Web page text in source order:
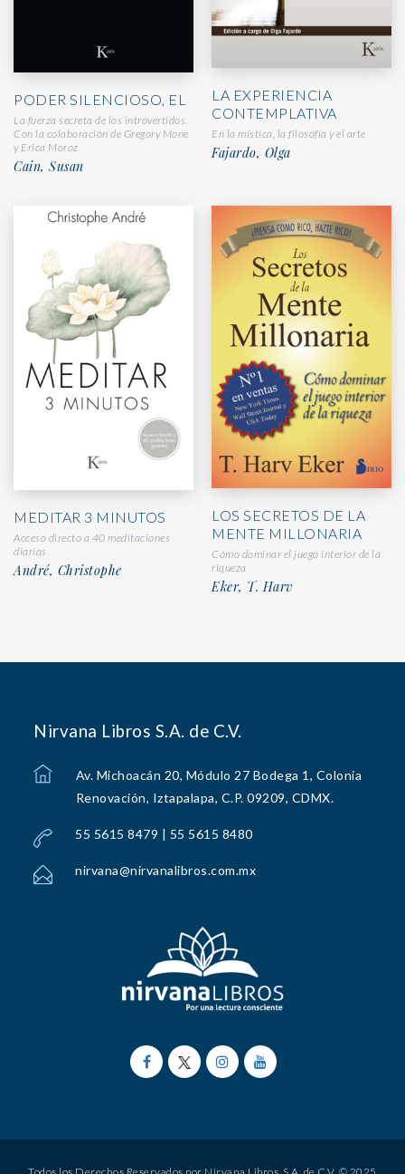
PODER SILENCIOSO, EL
La fuerza secreta de los introvertidos.
Con la colaboración de Gregory Mone
y Erica Moroz
Cain, Susan
LA EXPERIENCIA
CONTEMPLATIVA
En la mística, la filosofía y el arte
Fajardo, Olga
MEDITAR 3 MINUTOS
Acceso directo a 40 meditaciones
diarias
André, Christophe
LOS SECRETOS DE LA
MENTE MILLONARIA
Cómo dominar el juego interior de la
riqueza
Eker, T. Harv
Nirvana Libros S.A. de C.V.
Av. Michoacán 20, Módulo 27 Bodega 1, Colonia
Renovación, Iztapalapa, C.P. 09209, CDMX.
55 5615 8479 | 55 5615 8480
nirvana@nirvanalibros.com.mx